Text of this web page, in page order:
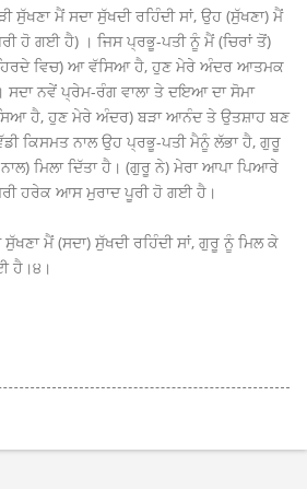
ਮੈਂ ਸਦਾ ਸੁੱਖਦੀ ਰਹਿੰਦੀ ਸਾਂ, ਉਹ (ਸੁੱਖਣਾ) ਮੈਂ
ਹੋ ਗਈ ਹੈ) । ਜਿਸ ਪ੍ਰਭੂ-ਪਤੀ ਨੂੰ ਮੈਂ (ਚਿਰਾਂ ਤੋਂ)
ਵਿਚ) ਆ ਵੱਸਿਆ ਹੈ, ਹੁਣ ਮੇਰੇ ਅੰਦਰ ਆਤਮਕ
ਸਦਾ ਨਵੇਂ ਪ੍ਰੇਮ-ਰੰਗ ਵਾਲਾ ਤੇ ਦਇਆ ਦਾ ਸੋਮਾ
ਹੈ, ਹੁਣ ਮੇਰੇ ਅੰਦਰ) ਬੜਾ ਆਨੰਦ ਤੇ ਉਤਸ਼ਾਹ ਬਣ
ਕਿਸਮਤ ਨਾਲ ਉਹ ਪ੍ਰਭੂ-ਪਤੀ ਮੈਨੂੰ ਲੱਭਾ ਹੈ, ਗੁਰੂ
ਮਿਲਾ ਦਿੱਤਾ ਹੈ। (ਗੁਰੂ ਨੇ) ਮੇਰਾ ਆਪਾ ਪਿਆਰੇ
ਹਰੇਕ ਆਸ ਮੁਰਾਦ ਪੂਰੀ ਹੋ ਗਈ ਹੈ।
ਮੈਂ (ਸਦਾ) ਸੁੱਖਦੀ ਰਹਿੰਦੀ ਸਾਂ, ਗੁਰੂ ਨੂੰ ਮਿਲ ਕੇ
ਹੈ।੪।